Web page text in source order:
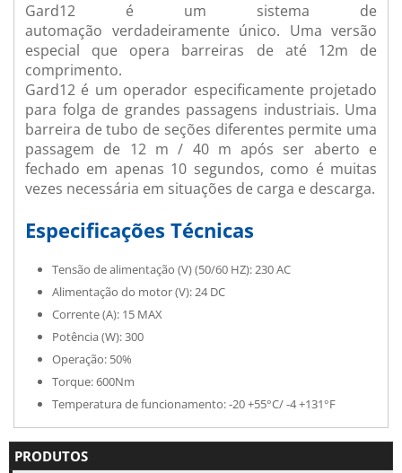
Gard12 é um sistema de
automação verdadeiramente único. Uma versão
especial que opera barreiras de até 12m de
comprimento.
Gard12 é um operador especificamente projetado
para folga de grandes passagens industriais. Uma
barreira de tubo de seções diferentes permite uma
passagem de 12 m / 40 m após ser aberto e
fechado em apenas 10 segundos, como é muitas
vezes necessária em situações de carga e descarga.
Especificações Técnicas
Tensão de alimentação (V) (50/60 HZ): 230 AC
Alimentação do motor (V): 24 DC
Corrente (A): 15 MAX
Potência (W): 300
Operação: 50%
Torque: 600Nm
Temperatura de funcionamento: -20 +55°C/ -4 +131°F
PRODUTOS